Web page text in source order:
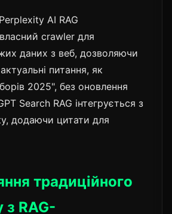
AI RAG
crawler для
даних з веб, дозволяючи
питання, як
2025", без оновлення
Search RAG інтегрується з
додаючи цитати для
традиційного
з RAG-